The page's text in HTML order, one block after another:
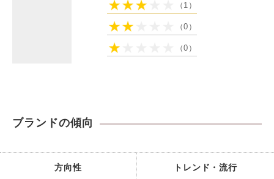
（1）
（0）
（0）
ブランドの傾向
方向性 トレンド・流行